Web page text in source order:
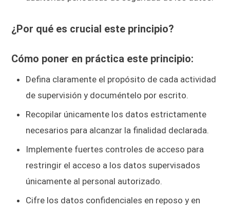
¿Por qué es crucial este principio?
Cómo poner en práctica este principio:
Defina claramente el propósito de cada actividad
de supervisión y documéntelo por escrito.
Recopilar únicamente los datos estrictamente
necesarios para alcanzar la finalidad declarada.
Implemente fuertes controles de acceso para
restringir el acceso a los datos supervisados
únicamente al personal autorizado.
Cifre los datos confidenciales en reposo y en